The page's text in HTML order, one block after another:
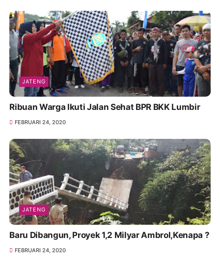
JATENG
Ribuan Warga Ikuti Jalan Sehat BPR BKK Lumbir
FEBRUARI 24, 2020
JATENG
Baru Dibangun, Proyek 1,2 Milyar Ambrol,Kenapa ?
FEBRUARI 24, 2020